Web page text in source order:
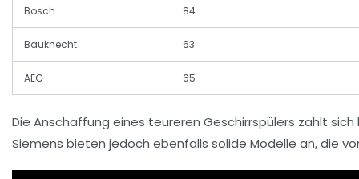
Bosch 84
Bauknecht 63
AEG 65
Die Anschaffung eines teureren Geschirrspülers zahlt
Siemens bieten jedoch ebenfalls solide Modelle an, die